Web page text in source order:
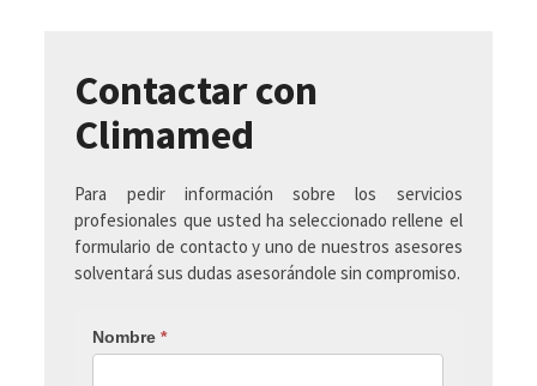
Contactar con
Climamed
Para pedir información sobre los servicios
profesionales que usted ha seleccionado rellene el
formulario de contacto y uno de nuestros asesores
solventará sus dudas asesorándole sin compromiso.
Nombre*